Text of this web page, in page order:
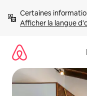
directement
Afficher la langue